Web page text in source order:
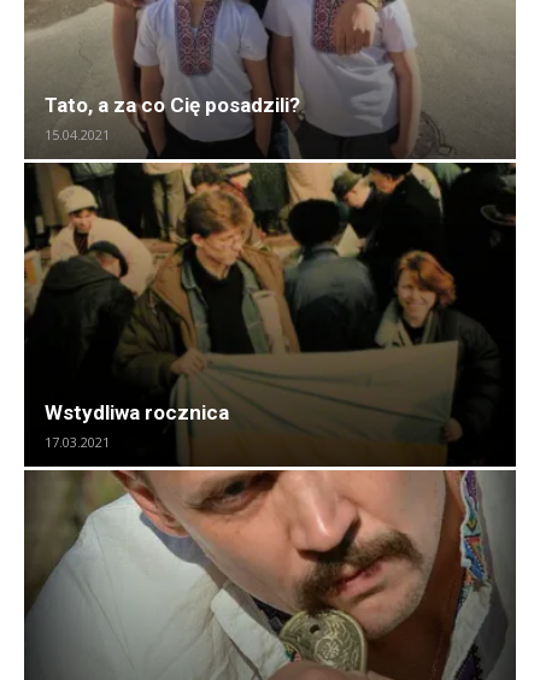
Tato, a za co Cię posadzili?
15.04.2021
Wstydliwa rocznica
17.03.2021